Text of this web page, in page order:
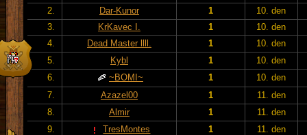
2.
Dar-Kunor 1 10. den
3.
KrKavec I. 1 10. den
4.
Dead Master llll. 1 10. den
5.
Kybl 1 10. den
6.
~BOMI~ 1 10. den
7.
Azazel00 1 11. den
8.
Almir 1 11. den
9.
TresMontes 1 11. den